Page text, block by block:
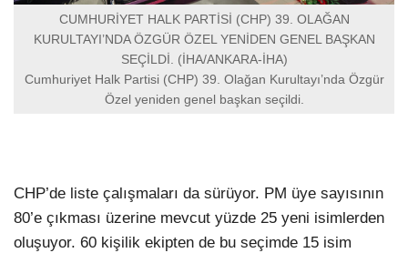
CUMHURİYET HALK PARTİSİ (CHP) 39. OLAĞAN
KURULTAYI’NDA ÖZGÜR ÖZEL YENİDEN GENEL BAŞKAN
SEÇİLDİ. (İHA/ANKARA-İHA)
Cumhuriyet Halk Partisi (CHP) 39. Olağan Kurultayı’nda Özgür
Özel yeniden genel başkan seçildi.
CHP’de liste çalışmaları da sürüyor. PM üye sayısının
80’e çıkması üzerine mevcut yüzde 25 yeni isimlerden
oluşuyor. 60 kişilik ekipten de bu seçimde 15 isim